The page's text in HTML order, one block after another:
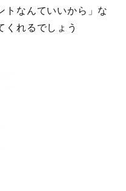
トなんていいから」な
くれるでしょう